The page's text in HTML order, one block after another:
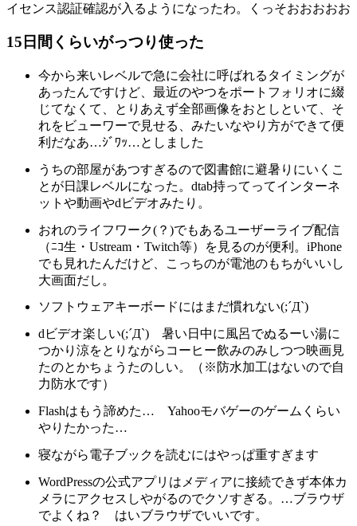
イセンス認証確認が入るようになったわ。くっそおおおおお
15日間くらいがっつり使った
今から来いレベルで急に会社に呼ばれるタイミングが
あったんですけど、最近のやつをポートフォリオに綴
じてなくて、とりあえず全部画像をおとしといて、そ
れをビューワーで見せる、みたいなやり方ができて便
利だなあ…ｼﾞﾜｯ…としました
うちの部屋があつすぎるので図書館に避暑りにいくこ
とが日課レベルになった。dtab持ってってインターネ
ットや動画やdビデオみたり。
おれのライフワーク(？)でもあるユーザーライブ配信
（ﾆｺ生・Ustream・Twitch等）を見るのが便利。iPhone
でも見れたんだけど、こっちのが電池のもちがいいし
大画面だし。
ソフトウェアキーボードにはまだ慣れない(;´Д`)
dビデオ楽しい(;´Д`) 暑い日中に風呂でぬるーい湯に
つかり涼をとりながらコーヒー飲みのみしつつ映画見
たのとかちょうたのしい。（※防水加工はないので自
力防水です）
Flashはもう諦めた… Yahooモバゲーのゲームくらい
やりたかった…
寝ながら電子ブックを読むにはやっぱ重すぎます
WordPressの公式アプリはメディアに接続できず本体カ
メラにアクセスしやがるのでクソすぎる。…ブラウザ
でよくね？ はいブラウザでいいです。